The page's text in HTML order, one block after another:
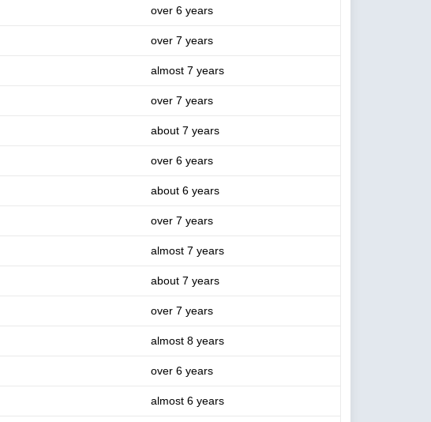
over 6 years
over 7 years
almost 7 years
over 7 years
about 7 years
over 6 years
about 6 years
over 7 years
almost 7 years
about 7 years
over 7 years
almost 8 years
over 6 years
almost 6 years